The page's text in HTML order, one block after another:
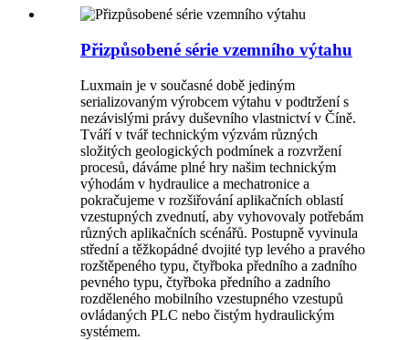
Přizpůsobené série vzemního výtahu
Luxmain je v současné době jediným
serializovaným výrobcem výtahu v podtržení s
nezávislými právy duševního vlastnictví v Číně.
Tváří v tvář technickým výzvám různých
složitých geologických podmínek a rozvržení
procesů, dáváme plné hry našim technickým
výhodám v hydraulice a mechatronice a
pokračujeme v rozšiřování aplikačních oblastí
vzestupných zvednutí, aby vyhovovaly potřebám
různých aplikačních scénářů. Postupně vyvinula
střední a těžkopádné dvojité typ levého a pravého
rozštěpeného typu, čtyřboka předního a zadního
pevného typu, čtyřboka předního a zadního
rozděleného mobilního vzestupného vzestupů
ovládaných PLC nebo čistým hydraulickým
systémem.